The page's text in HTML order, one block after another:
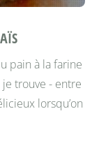
pain à la farine
trouve - entre
lorsqu’on